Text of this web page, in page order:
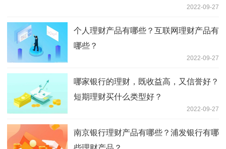
2022-09-27
个人理财产品有哪些？互联网理财产品有
哪些？
2022-09-27
哪家银行的理财，既收益高，又信誉好？
短期理财买什么类型好？
2022-09-27
南京银行理财产品有哪些？浦发银行有哪